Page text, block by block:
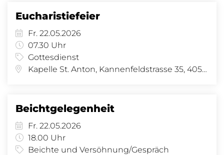
Eucharistiefeier
Fr. 22.05.2026
07.30 Uhr
Gottesdienst
Kapelle St. Anton, Kannenfeldstrasse 35, 4056 Basel
Beichtgelegenheit
Fr. 22.05.2026
18.00 Uhr
Beichte und Versöhnung/Gespräch